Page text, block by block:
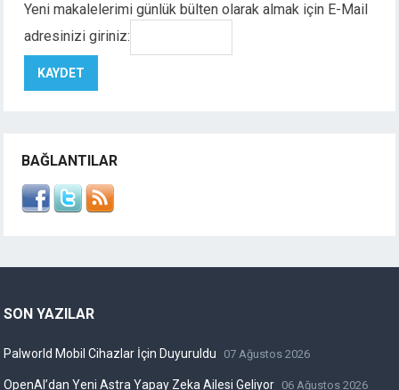
Yeni makalelerimi günlük bülten olarak almak için E-Mail
adresinizi giriniz:
BAĞLANTILAR
SON YAZILAR
Palworld Mobil Cihazlar İçin Duyuruldu 07 Ağustos 2026
OpenAI’dan Yeni Astra Yapay Zeka Ailesi Geliyor 06 Ağustos 2026